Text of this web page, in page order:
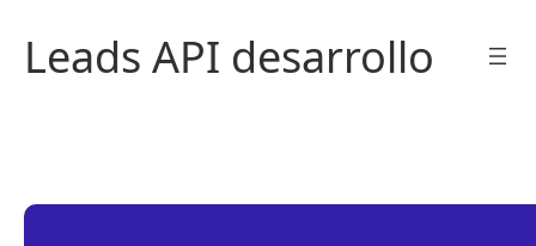
contenido
Leads API desarrollo